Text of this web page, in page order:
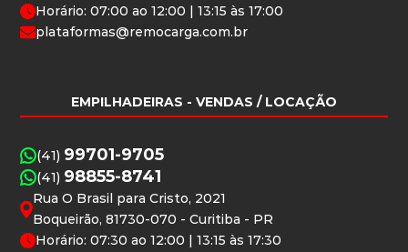
Horário: 07:00 ao 12:00 | 13:15 às 17:00
plataformas@remocarga.com.br
EMPILHADEIRAS - VENDAS / LOCAÇÃO
(41) 99701-9705
(41) 98855-8741
Rua O Brasil para Cristo, 2021
Boqueirão, 81730-070 - Curitiba - PR
Horário: 07:30 ao 12:00 | 13:15 às 17:30